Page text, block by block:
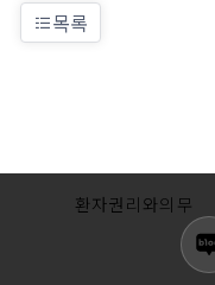
목록
환자권리와의무